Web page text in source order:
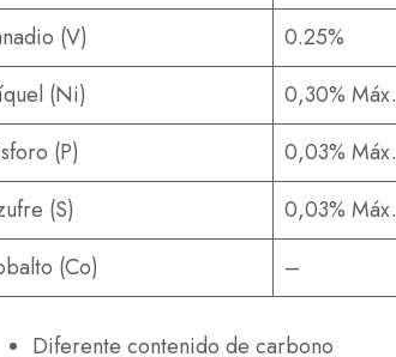
(V)
0.25%
(Ni)
0,30% Máx.
(P)
0,03% Máx.
(S)
0,03% Máx.
(Co)
–
Diferente contenido de carbono